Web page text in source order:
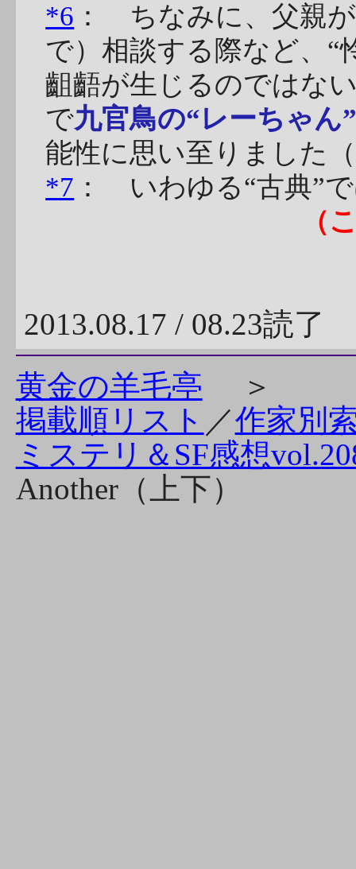
*6 ： ちなみに、父親
で）相談する際など、“
齟齬が生じるのではな
で九官鳥の“レーちゃん
能性に思い至りました
*7 ： いわゆる“古典”
（
2013.08.17 / 08.23読了
黄金の羊毛亭 ＞
掲載順リスト ／作家別
ミステリ＆SF感想
Another（上下）